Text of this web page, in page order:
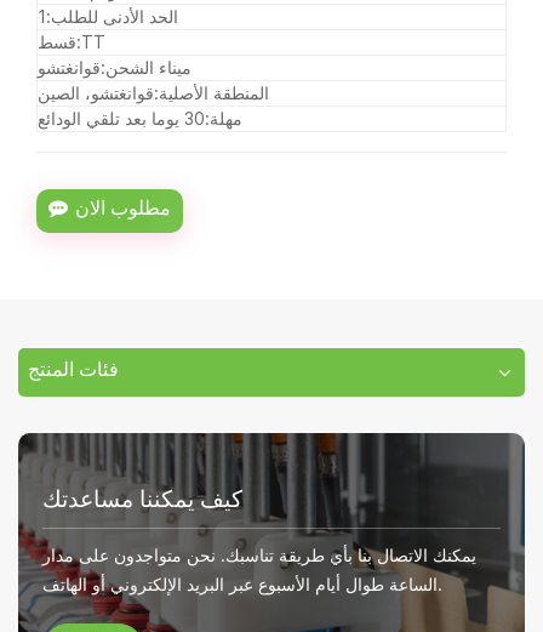
الحد الأدنى للطلب:1
قسط:TT
ميناء الشحن:قوانغتشو
المنطقة الأصلية:قوانغتشو، الصين
مهلة:30 يوما بعد تلقي الودائع
مطلوب الان
فئات المنتج
كيف يمكننا مساعدتك
يمكنك الاتصال بنا بأي طريقة تناسبك. نحن متواجدون على مدار
الساعة طوال أيام الأسبوع عبر البريد الإلكتروني أو الهاتف.